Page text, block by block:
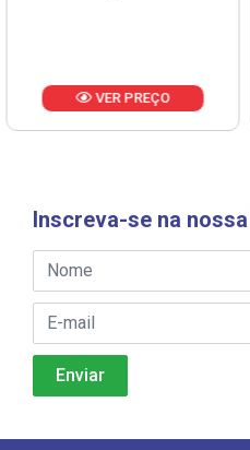
VER PREÇO
Inscreva-se na